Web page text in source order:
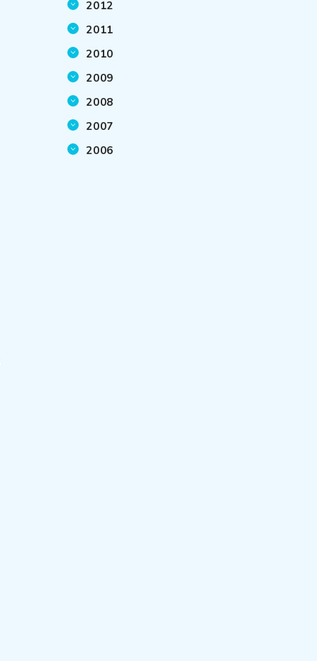
2012
2011
2010
2009
2008
2007
2006